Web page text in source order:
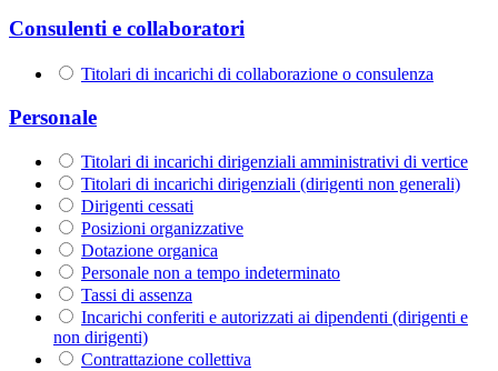
Consulenti e collaboratori
Titolari di incarichi di collaborazione o consulenza
Personale
Titolari di incarichi dirigenziali amministrativi di vertice
Titolari di incarichi dirigenziali (dirigenti non generali)
Dirigenti cessati
Posizioni organizzative
Dotazione organica
Personale non a tempo indeterminato
Tassi di assenza
Incarichi conferiti e autorizzati ai dipendenti (dirigenti e
non dirigenti)
Contrattazione collettiva